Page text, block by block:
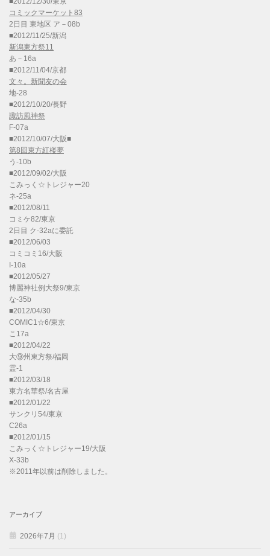
コミックマーケット83
2日目 東地区 ア－08b
■2012/11/25/新潟
新潟東方祭11
あ－16a
■2012/11/04/京都
文々。新聞友の会
地-28
■2012/10/20/長野
諏訪風神祭
F-07a
■2012/10/07/大阪■
第8回東方紅楼夢
う-10b
■2012/09/02/大阪
こみっく☆トレジャー20
ネ-25a
■2012/08/11
コミケ82/東京
2日目 ク-32aに委託
■2012/06/03
コミコミ16/大阪
I-10a
■2012/05/27
博麗神社例大祭9/東京
な-35b
■2012/04/30
COMIC1☆6/東京
こ17a
■2012/04/22
大⑨州東方祭/福岡
霊-1
■2012/03/18
東方名華祭/名古屋
■2012/01/22
サンクリ54/東京
C26a
■2012/01/15
こみっく☆トレジャー19/大阪
X-33b
※2011年以前は削除しました。
アーカイブ
2026年7月 (1)